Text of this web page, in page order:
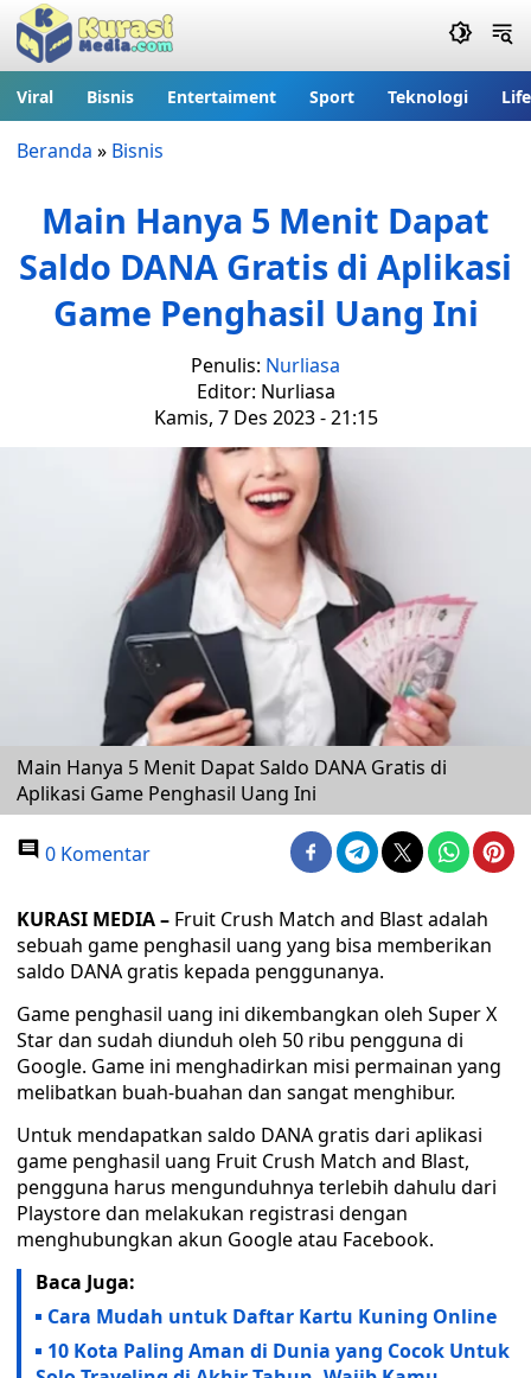
Viral Bisnis Entertaiment Sport Teknologi
Beranda » Bisnis
Main Hanya 5 Menit Dapat
Saldo DANA Gratis di Aplikasi
Game Penghasil Uang Ini
Penulis: Nurliasa
Editor: Nurliasa
Kamis, 7 Des 2023 - 21:15
Main Hanya 5 Menit Dapat Saldo DANA Gratis di
Aplikasi Game Penghasil Uang Ini
0 Komentar
KURASI MEDIA – Fruit Crush Match and Blast adalah
sebuah game penghasil uang yang bisa memberikan
saldo DANA gratis kepada penggunanya.
Game penghasil uang ini dikembangkan oleh Super X
Star dan sudah diunduh oleh 50 ribu pengguna di
Google. Game ini menghadirkan misi permainan yang
melibatkan buah-buahan dan sangat menghibur.
Untuk mendapatkan saldo DANA gratis dari aplikasi
game penghasil uang Fruit Crush Match and Blast,
pengguna harus mengunduhnya terlebih dahulu dari
Playstore dan melakukan registrasi dengan
menghubungkan akun Google atau Facebook.
Baca Juga:
Cara Mudah untuk Daftar Kartu Kuning Online
10 Kota Paling Aman di Dunia yang Cocok Untuk